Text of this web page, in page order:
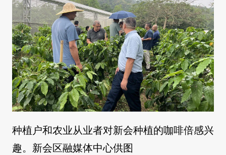
种植户和农业从业者对新会种植的咖啡倍感兴
趣。新会区融媒体中心供图